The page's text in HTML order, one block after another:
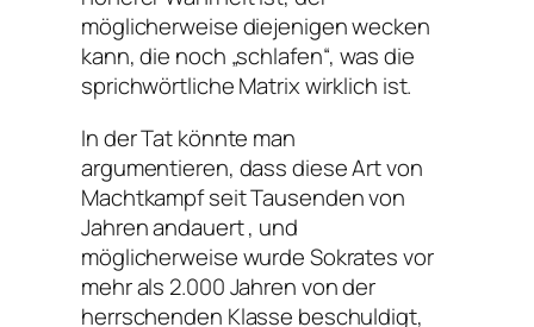
möglicherweise diejenigen wecken
kann, die noch „schlafen“, was die
sprichwörtliche Matrix wirklich ist.
In der Tat könnte man
argumentieren, dass diese Art von
Machtkampf seit Tausenden von
Jahren andauert , und
möglicherweise wurde Sokrates vor
mehr als 2.000 Jahren von der
herrschenden Klasse beschuldigt,